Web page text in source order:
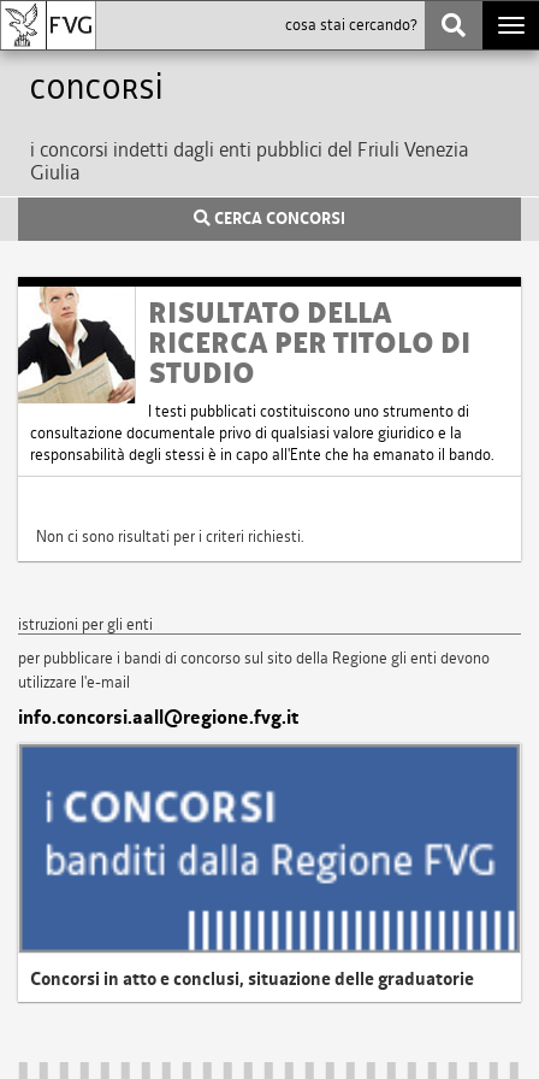
Concorsi
i concorsi indetti dagli enti pubblici del Friuli Venezia
Giulia
CERCA CONCORSI
RISULTATO DELLA
RICERCA PER TITOLO DI
STUDIO
I testi pubblicati costituiscono uno strumento di
consultazione documentale privo di qualsiasi valore giuridico e la
responsabilità degli stessi è in capo all'Ente che ha emanato il bando.
Non ci sono risultati per i criteri richiesti.
istruzioni per gli enti
per pubblicare i bandi di concorso sul sito della Regione gli enti devono
utilizzare l'e-mail
info.concorsi.aall@regione.fvg.it
Concorsi in atto e conclusi, situazione delle graduatorie